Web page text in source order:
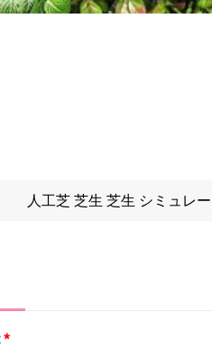
人工芝 芝生 芝生 シミュレ
*